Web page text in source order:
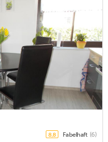
8,8 Fabelhaft (6)